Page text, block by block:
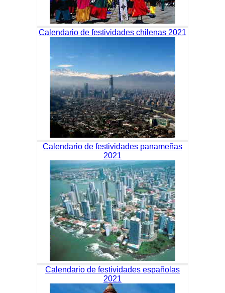
Calendario de festividades chilenas 2021
Calendario de festividades panameñas
2021
Calendario de festividades españolas
2021